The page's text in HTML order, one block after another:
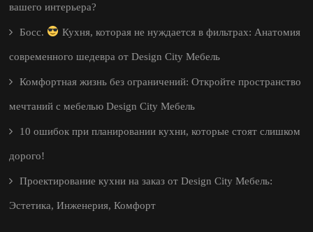
вашего интерьера?
Босс. Кухня, которая не нуждается в фильтрах: Анатомия
современного шедевра от Design City Мебель
Комфортная жизнь без ограничений: Откройте пространство
мечтаний с мебелью Design City Мебель
10 ошибок при планировании кухни, которые стоят слишком
дорого!
Проектирование кухни на заказ от Design City Мебель:
Эстетика, Инженерия, Комфорт